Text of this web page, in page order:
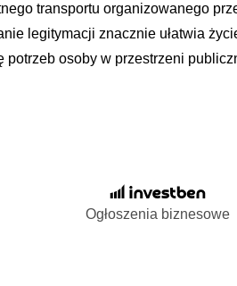
transportu organizowanego
legitymacji znacznie ułatwia
potrzeb osoby w przestrzeni
Ogłoszenia biznesowe